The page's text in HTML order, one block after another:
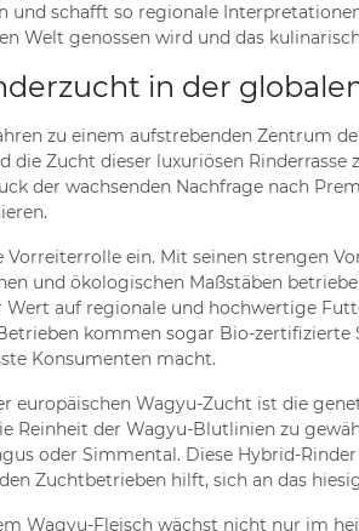
und schafft so regionale
Welt genossen wird und das
in der
zu einem aufstrebenden Zentrum
die Zucht dieser luxuriösen
der wachsenden Nachfrage nach
ein. Mit seinen strengen
und ökologischen Maßstäben
auf regionale und hochwertige
kommen sogar Bio-
Konsumenten macht.
europäischen Wagyu-Zucht ist die
Reinheit der Wagyu-Blutlinien zu
oder Simmental. Diese Hybrid-
Zuchtbetrieben hilft, sich an das
Wagyu-Fleisch wächst nicht nur im